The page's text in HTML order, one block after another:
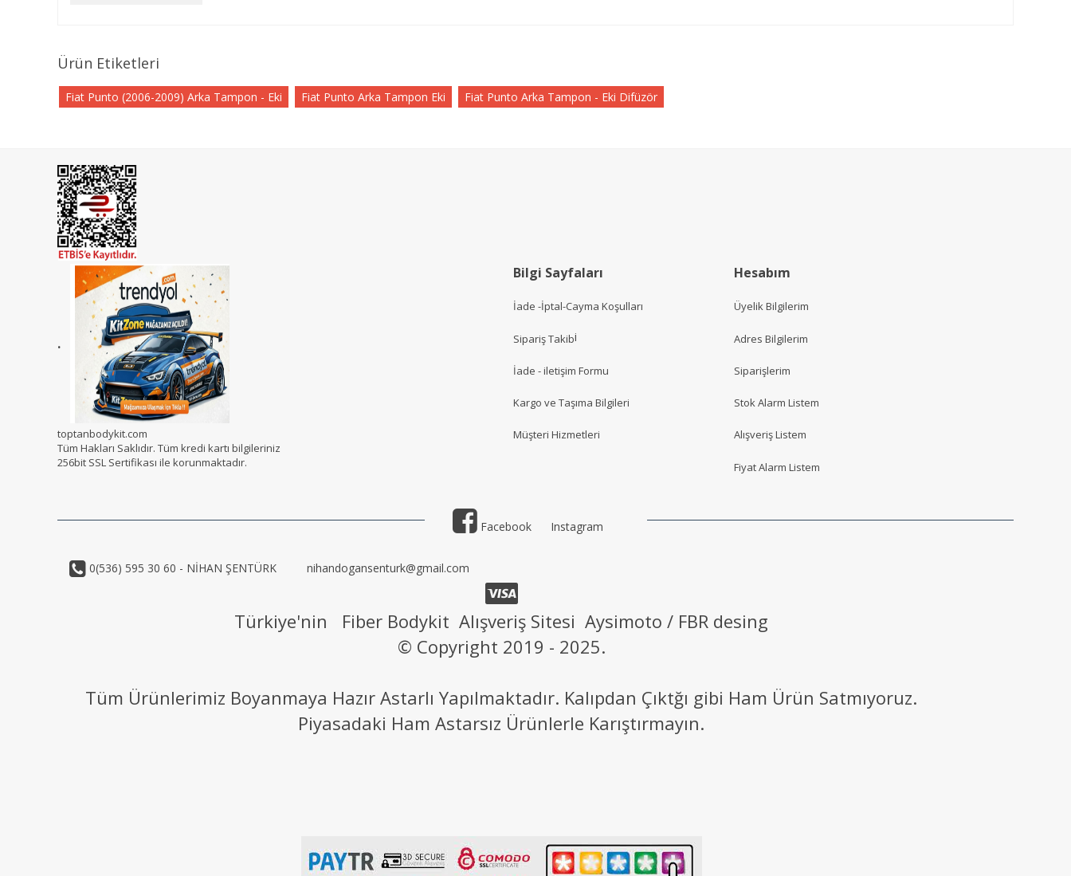
Ürün Etiketleri
Fiat Punto (2006-2009) Arka Tampon - Eki Fiat Punto Arka Tampon Eki Fiat Punto Arka Tampon - Eki Difüzör
.
toptanbodykit.com
Tüm Hakları Saklıdır. Tüm kredi kartı bilgileriniz
256bit SSL Sertifikası ile korunmaktadır.
Bilgi Sayfaları
İade -İptal-Cayma Koşulları
Sipariş Takibi
İade - iletişim Formu
Kargo ve Taşıma Bilgileri
Müşteri Hizmetleri
Hesabım
Üyelik Bilgilerim
Adres Bilgilerim
Siparişlerim
Stok Alarm Listem
Alışveriş Listem
Fiyat Alarm Listem
Facebook Instagram
0(536) 595 30 60 - NİHAN ŞENTÜRK nihandogansenturk@gmail.com
Türkiye'nin Fiber Bodykit Alışveriş Sitesi Aysimoto / FBR desing
© Copyright 2019 - 2025.
Tüm Ürünlerimiz Boyanmaya Hazır Astarlı Yapılmaktadır. Kalıpdan Çıktğı gibi Ham Ürün Satmıyoruz.
Piyasadaki Ham Astarsız Ürünlerle Karıştırmayın.